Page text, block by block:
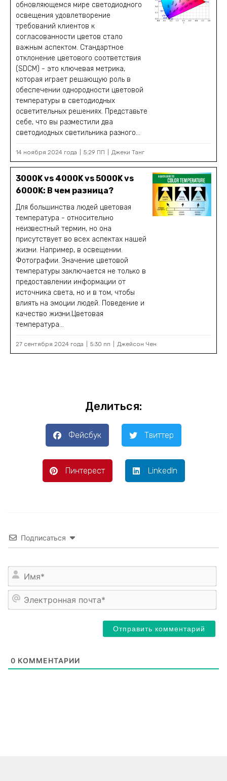
обновляющемся мире светодиодного
освещения удовлетворение
требований клиентов к
согласованности цветов стало
важным аспектом. Стандартное
отклонение цветового соответствия
(SDCM) - это ключевая метрика,
которая играет решающую роль в
обеспечении однородности цветовой
температуры в светодиодных
осветительных решениях. Представьте
себе, что вы разместили два
светодиодных светильника разного...
14 ноября 2024 года 5:29 ПП Джеки Танг
3000K vs 4000K vs 5000K vs
6000K: В чем разница?
Для большинства людей цветовая
температура - относительно
неизвестный термин, но она
присутствует во всех аспектах нашей
жизни. Например, в освещении.
Фотографии. Значение цветовой
температуры заключается не только в
предоставлении информации от
источника света, но и в том, чтобы
влиять на эмоции людей. Поведение и
качество жизни.Цветовая
температура...
27 сентября 2024 года 5:30 пп Джейсон Чен
Делиться:
Фейсбук Твиттер
Пинтерест LinkedIn
Подписаться
0 КОММЕНТАРИИ